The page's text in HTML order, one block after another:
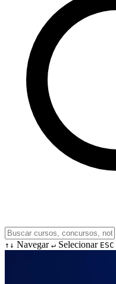
↑↓ Navegar ↵ Selecionar ESC